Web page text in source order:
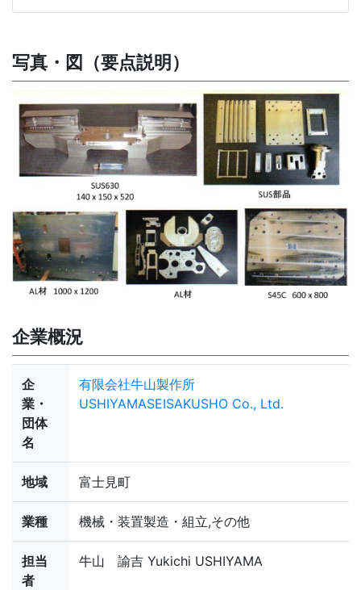
写真・図（要点説明）
企業概況
企
業・
団体
名
有限会社牛山製作所
USHIYAMASEISAKUSHO Co., Ltd.
地域 富士見町
業種 機械・装置製造・組立,その他
担当
者
牛山 諭吉 Yukichi USHIYAMA